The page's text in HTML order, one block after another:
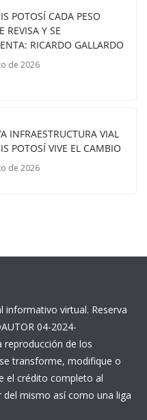
POTOSÍ CADA PESO
REVISA Y SE
RICARDO GALLARDO
de 2026
INFRAESTRUCTURA VIAL
POTOSÍ VIVE EL CAMBIO
de 2026
informativo virtual. Reserva
04-2024-
reproducción de los
transforme, modifique o
el crédito completo al
mismo así como una liga